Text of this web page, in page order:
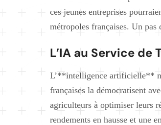
ces jeunes entreprises
métropoles françaises. Un pas
L’IA au Service de
L’**intelligence artificielle**
françaises la démocratisent
agriculteurs à optimiser leurs
rendements en hausse et une